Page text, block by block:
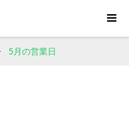
5月の営業日